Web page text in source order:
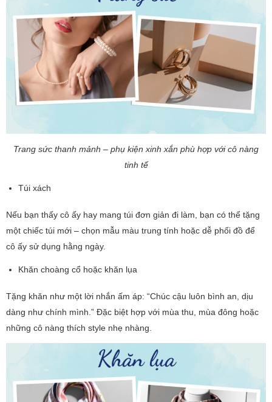
Trang sức thanh mảnh – phụ kiện xinh xắn phù hợp với cô nàng
tinh tế
Túi xách
Nếu bạn thấy cô ấy hay mang túi đơn giản đi làm, bạn có thể tặng
một chiếc túi mới – chọn mẫu màu trung tính hoặc dễ phối đồ để
cô ấy sử dụng hằng ngày.
Khăn choàng cổ hoặc khăn lụa
Tặng khăn như một lời nhắn ấm áp: “Chúc cậu luôn bình an, dịu
dàng như chính mình.” Đặc biệt hợp với mùa thu, mùa đông hoặc
những cô nàng thích style nhẹ nhàng.